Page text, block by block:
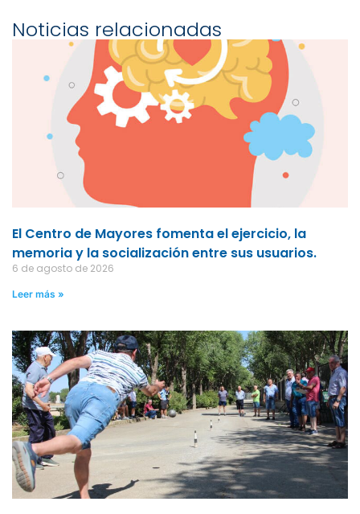
Noticias relacionadas
El Centro de Mayores fomenta el ejercicio, la
memoria y la socialización entre sus usuarios.
6 de agosto de 2026
Leer más »